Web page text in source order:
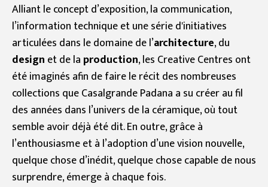
Alliant le concept d’exposition, la communication,
l’information technique et une série d'initiatives
articulées dans le domaine de l’architecture, du
design et de la production, les Creative Centres ont
été imaginés afin de faire le récit des nombreuses
collections que Casalgrande Padana a su créer au fil
des années dans l’univers de la céramique, où tout
semble avoir déjà été dit. En outre, grâce à
l’enthousiasme et à l’adoption d’une vision nouvelle,
quelque chose d’inédit, quelque chose capable de nous
surprendre, émerge à chaque fois.